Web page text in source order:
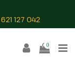
127 042
0
51880229